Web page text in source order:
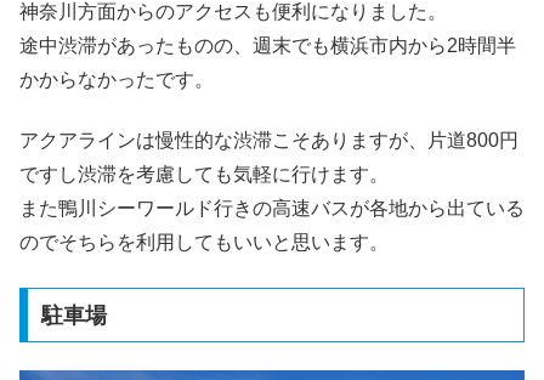
神奈川方面からのアクセスも便利になりました。
途中渋滞があったものの、週末でも横浜市内から2時間半
かからなかったです。
アクアラインは慢性的な渋滞こそありますが、片道800円
ですし渋滞を考慮しても気軽に行けます。
また鴨川シーワールド行きの高速バスが各地から出ている
のでそちらを利用してもいいと思います。
駐車場